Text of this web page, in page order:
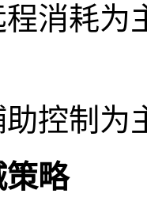
消耗为
控制为
策略